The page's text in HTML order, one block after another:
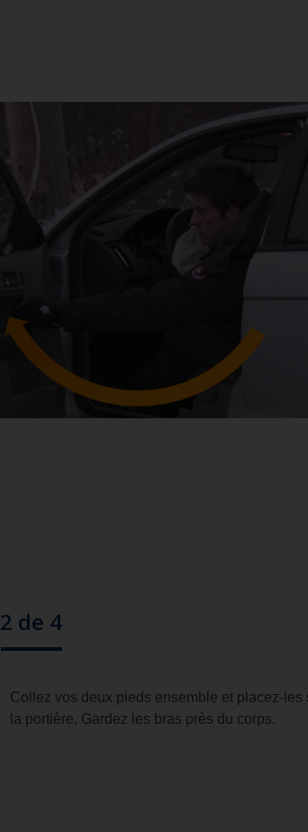
Étape
2 de 4
Collez vos deux pieds ensemble et placez-les
la portière. Gardez les bras près du corps.